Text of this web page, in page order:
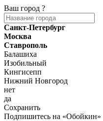
Ваш город ?
Санкт-Петербург
Москва
Ставрополь
Балашиха
Изобильный
Кингисепп
Нижний Новгород
нет
да
Сохранить
Подпишитесь на «Обойкин»